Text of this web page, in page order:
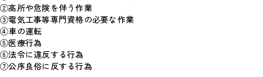
②高所や危険を伴う作業
③電気工事等専門資格の必要な作業
④車の運転
⑤医療行為
⑥法令に違反する行為
⑦公序良俗に反する行為